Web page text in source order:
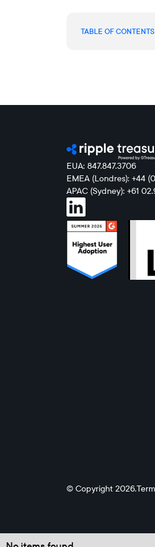
TABLE OF CONTENTS
EUA: 847.847.3706
EMEA (Londres): +44
APAC (Sydney): +61
© Copyright 2026.